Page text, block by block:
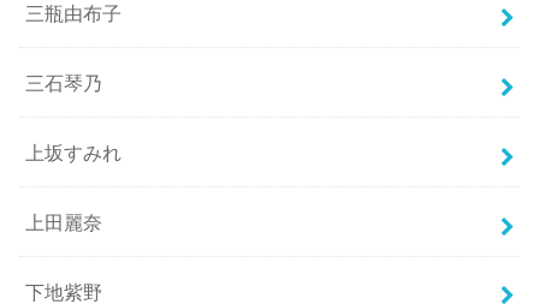
三瓶由布子
三石琴乃
上坂すみれ
上田麗奈
下地紫野